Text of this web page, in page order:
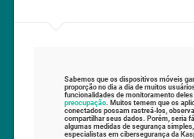
Sabemos que os dispositivos móveis
proporção no dia a dia de muitos
funcionalidades de monitoramento
preocupação. Muitos temem que os
conectados possam rastreá-los,
compartilhar seus dados. Porém, seria
algumas medidas de segurança
especialistas em cibersegurança da